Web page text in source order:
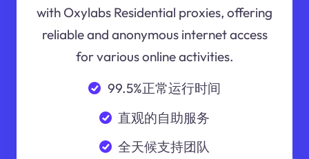
with Oxylabs Residential proxies, offering
reliable and anonymous internet access
for various online activities.
99.5%正常运行时间
直观的自助服务
全天候支持团队